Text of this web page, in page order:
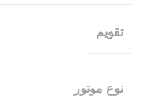
تقویم
نوع موتور